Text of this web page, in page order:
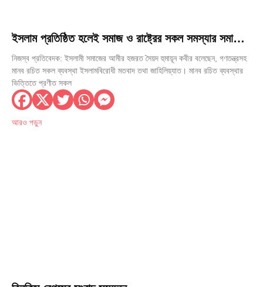
ইসলাম প্রতিষ্ঠিত হলেই সমাজ ও রাষ্ট্রের সকল সমস্যার সমাধান
হবে —আমীর, ইসলামী সমাজ
নিজস্ব প্রতিবেদক: ইসলামী সমাজের আমীর হজরত সৈয়দ হুমায়ূন কবীর বলেছেন, গণতন্ত্রসহ
মানব রচিত সকল ব্যবস্থা ইসলামবিরোধী মতবাদ তথা জাহিলিয়্যাত। মানব রচিত ব্যবস্থার
ভিত্তিতে প্রণীত সকল
আরও পড়ুন